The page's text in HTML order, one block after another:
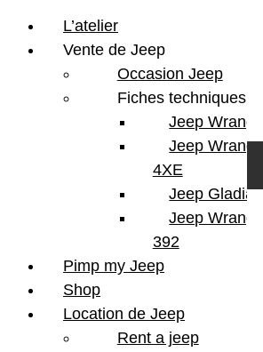
L’atelier
Vente de Jeep
Occasion Jeep
Fiches techniques
Jeep
Jeep
4XE
Jeep
Jeep
392
Pimp my Jeep
Shop
Location de Jeep
Rent a jeep